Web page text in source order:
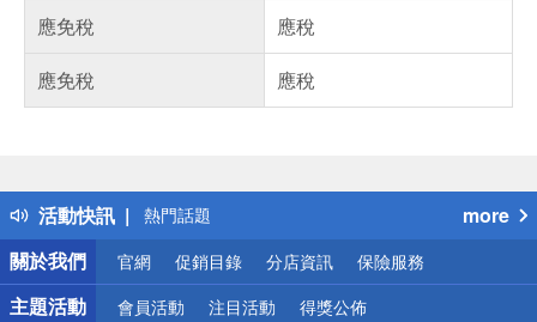
應免稅
應稅
應免稅
應稅
活動快訊
得獎公告
熱門話題
銀行優惠
偏遠地區配送
詐騙網頁！請小心！
more
關於我們
官網 促銷目錄 分店資訊 保險服務
主題活動 會員活動 注目活動 得獎公佈